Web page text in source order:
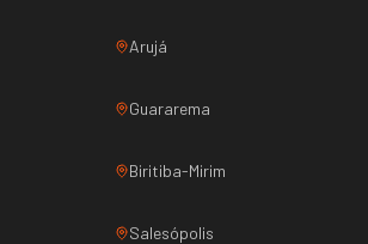
Arujá
Guararema
Biritiba-Mirim
Salesópolis